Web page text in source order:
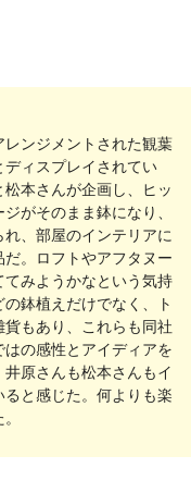
ンジメントされた観葉
ィスプレイされてい
本さんが企画し、ヒッ
がそのまま鉢になり、
、部屋のインテリアに
。ロフトやアフタヌー
みようかなという気持
鉢植えだけでなく、ト
もあり、これらも同社
の感性とアイディアを
原さんも松本さんもイ
と感じた。何よりも楽